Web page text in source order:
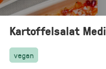
Kartoffelsalat
vegan